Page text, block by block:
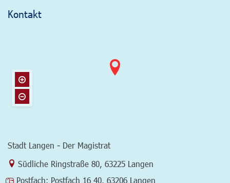
Kontakt
Stadt Langen - Der Magistrat
Link zur Google-Maps Navigation
Südliche Ringstraße 80 63225 Langen
Postfach: Postfach 16 40, 63206 Langen